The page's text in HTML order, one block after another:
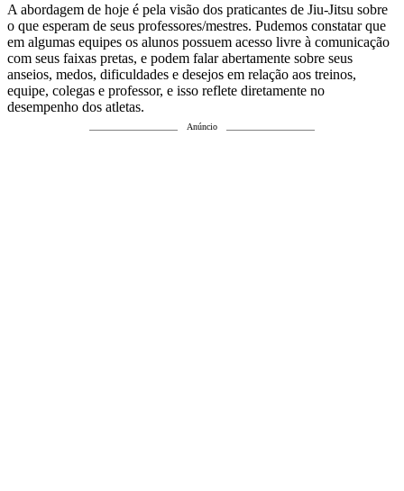
A abordagem de hoje é pela visão dos praticantes de Jiu-Jitsu sobre
o que esperam de seus professores/mestres. Pudemos constatar que
em algumas equipes os alunos possuem acesso livre à comunicação
com seus faixas pretas, e podem falar abertamente sobre seus
anseios, medos, dificuldades e desejos em relação aos treinos,
equipe, colegas e professor, e isso reflete diretamente no
desempenho dos atletas.
Anúncio